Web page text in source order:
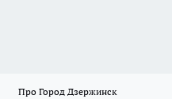
Про Город Дзержинск